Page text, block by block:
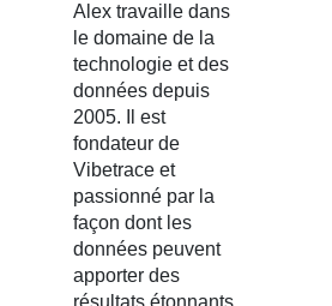
Alex travaille dans
le domaine de la
technologie et des
données depuis
2005. Il est
fondateur de
Vibetrace et
passionné par la
façon dont les
données peuvent
apporter des
résultats étonnants.